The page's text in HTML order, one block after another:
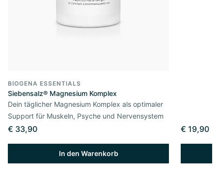
BIOGENA ESSENTIALS
Siebensalz® Magnesium Komplex
Dein täglicher Magnesium Komplex als optimaler
Support für Muskeln, Psyche und Nervensystem
€ 33,90
In den Warenkorb
€ 19,90